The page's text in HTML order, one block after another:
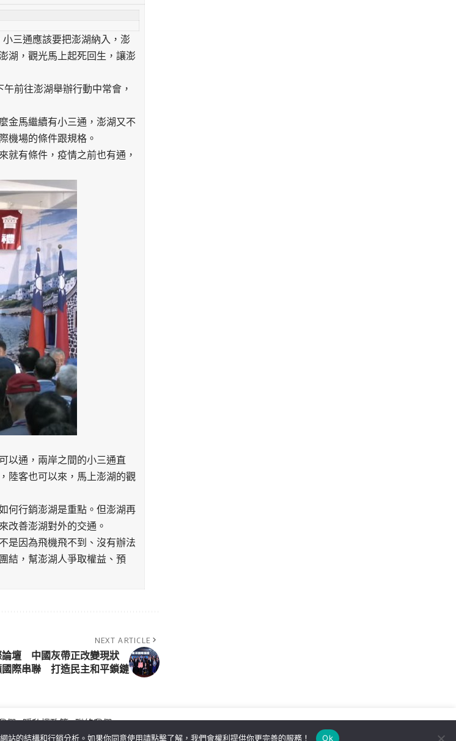
三通應該要把澎湖納入，澎
湖，觀光馬上起死回生，讓澎
前往澎湖舉辦行動中常會，
金馬繼續有小三通，澎湖又不
機場的條件跟規格。
就有條件，疫情之前也有通，
以通，兩岸之間的小三通直
陸客也可以來，馬上澎湖的觀
何行銷澎湖是重點。但澎湖再
改善澎湖對外的交通。
是因為飛機飛不到、沒有辦法
結，幫澎湖人爭取權益、預
NEXT ARTICLE
論壇 中國灰帶正改變現狀
國際串聯 打造民主和平鎖鏈
們 隱私權政策 聯絡我們
的結構和行銷分析。如果你同意使用請點擊了解，我們會權利提供你更完善的服務！ Ok